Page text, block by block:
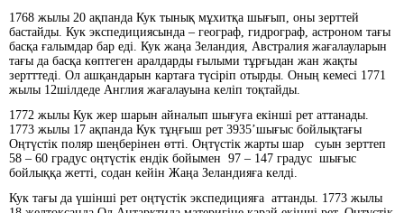
1768 жылы 20 ақпанда Кук тынық мұхитқа шығып, оны зерттей
бастайды. Кук экспедициясында – географ, гидрограф, астроном тағы
басқа ғалымдар бар еді. Кук жаңа Зеландия, Австралия жағалауларын
тағы да басқа көптеген аралдарды ғылыми тұрғыдан жан жақты
зертттеді. Ол ашқандарын картаға түсіріп отырды. Оның кемесі 1771
жылы 12шілдеде Англия жағалауына келіп тоқтайды.
1772 жылы Кук жер шарын айналып шығуға екінші рет аттанады.
1773 жылы 17 ақпанда Кук тұңғыш рет 3935’шығыс бойлықтағы
Оңтүстік поляр шеңберінен өтті. Оңтүстік жарты шар суын зерттеп
58 – 60 градус оңтүстік ендік бойымен 97 – 147 градус шығыс
бойлыққа жетті, содан кейін Жаңа Зеландияға келді.
Кук тағы да үшінші рет оңтүстік экспедицияға аттанды. 1773 жылы